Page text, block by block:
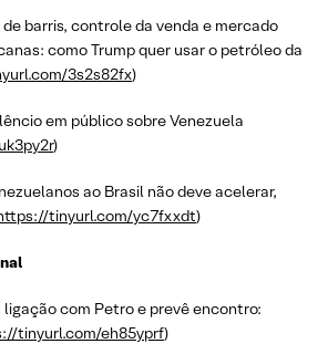
barris, controle da venda e mercado
como Trump quer usar o petróleo da
3s2s82fx)
em público sobre Venezuela
)
ao Brasil não deve acelerar,
tinyurl.com/yc7fxxdt)
com Petro e prevê encontro:
tinyurl.com/eh85yprf)